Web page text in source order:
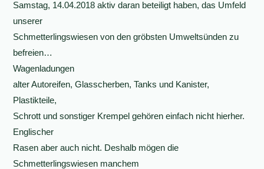
Samstag, 14.04.2018 aktiv daran beteiligt haben, das Umfeld
unserer
Schmetterlingswiesen von den gröbsten Umweltsünden zu
befreien…
Wagenladungen
alter Autoreifen, Glasscherben, Tanks und Kanister,
Plastikteile,
Schrott und sonstiger Krempel gehören einfach nicht hierher.
Englischer
Rasen aber auch nicht. Deshalb mögen die
Schmetterlingswiesen manchem